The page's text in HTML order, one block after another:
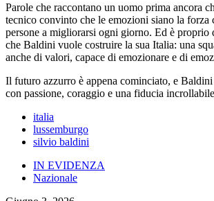
Parole che raccontano un uomo prima ancora
tecnico convinto che le emozioni siano la forza
persone a migliorarsi ogni giorno. Ed è proprio
che Baldini vuole costruire la sua Italia: una
anche di valori, capace di emozionare e di
Il futuro azzurro è appena cominciato, e
con passione, coraggio e una fiducia
italia
lussemburgo
silvio baldini
IN EVIDENZA
Nazionale